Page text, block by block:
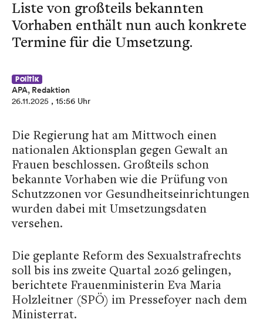
Liste von großteils bekannten
Vorhaben enthält nun auch konkrete
Termine für die Umsetzung.
Politik
APA, Redaktion
26.11.2025 , 15:56 Uhr
Die Regierung hat am Mittwoch einen
nationalen Aktionsplan gegen Gewalt an
Frauen beschlossen. Großteils schon
bekannte Vorhaben wie die Prüfung von
Schutzzonen vor Gesundheitseinrichtungen
wurden dabei mit Umsetzungsdaten
versehen.
Die geplante Reform des Sexualstrafrechts
soll bis ins zweite Quartal 2026 gelingen,
berichtete Frauenministerin Eva Maria
Holzleitner (SPÖ) im Pressefoyer nach dem
Ministerrat.